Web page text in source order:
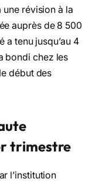
révision à la
auprès de 8 500
a tenu jusqu’au 4
bondi chez les
début des
trimestre
l’institution